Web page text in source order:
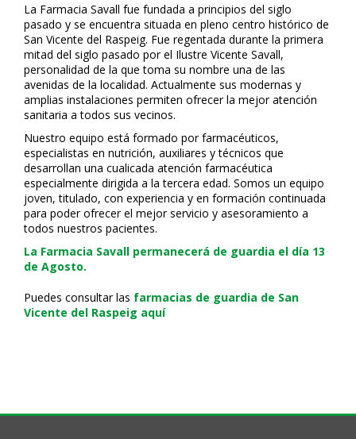
La Farmacia Savall fue fundada a principios del siglo
pasado y se encuentra situada en pleno centro histórico de
San Vicente del Raspeig. Fue regentada durante la primera
mitad del siglo pasado por el Ilustre Vicente Savall,
personalidad de la que toma su nombre una de las
avenidas de la localidad. Actualmente sus modernas y
amplias instalaciones permiten ofrecer la mejor atención
sanitaria a todos sus vecinos.
Nuestro equipo está formado por farmacéuticos,
especialistas en nutrición, auxiliares y técnicos que
desarrollan una cualificada atención farmacéutica
especialmente dirigida a la tercera edad. Somos un equipo
joven, titulado, con experiencia y en formación continuada
para poder ofrecer el mejor servicio y asesoramiento a
todos nuestros pacientes.
La Farmacia Savall permanecerá de guardia el día 13
de Agosto.
Puedes consultar las farmacias de guardia de San
Vicente del Raspeig aquí